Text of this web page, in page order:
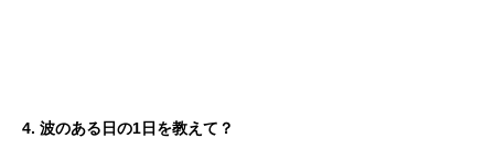
4. 波のある日の1日を教えて？